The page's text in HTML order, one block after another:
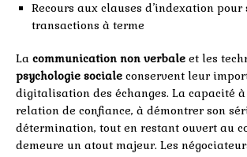
Recours aux clauses d’indexation pour
transactions à terme
La communication non verbale et les
psychologie sociale conservent leur
digitalisation des échanges. La capacité
relation de confiance, à démontrer son
détermination, tout en restant ouvert au
demeure un atout majeur. Les